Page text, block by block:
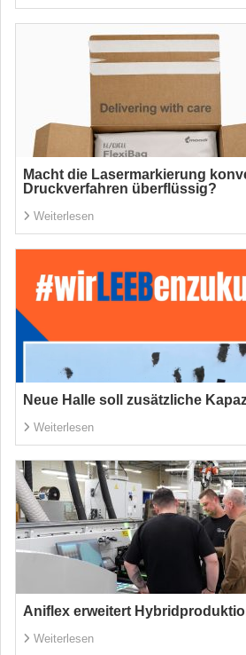
Macht die Lasermarkierung
Druckverfahren überflüssig?
Weiterlesen
Neue Halle soll zusätzliche
Weiterlesen
Aniflex erweitert
Weiterlesen